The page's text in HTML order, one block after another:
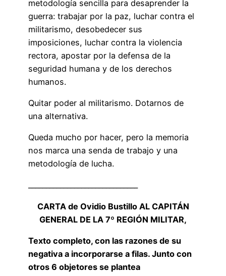
metodología sencilla para desaprender la
guerra: trabajar por la paz, luchar contra el
militarismo, desobedecer sus
imposiciones, luchar contra la violencia
rectora, apostar por la defensa de la
seguridad humana y de los derechos
humanos.
Quitar poder al militarismo. Dotarnos de
una alternativa.
Queda mucho por hacer, pero la memoria
nos marca una senda de trabajo y una
metodología de lucha.
CARTA de Ovidio Bustillo AL CAPITÁN
GENERAL DE LA 7º REGIÓN MILITAR,
Texto completo, con las razones de su
negativa a incorporarse a filas. Junto con
otros 6 objetores se plantea